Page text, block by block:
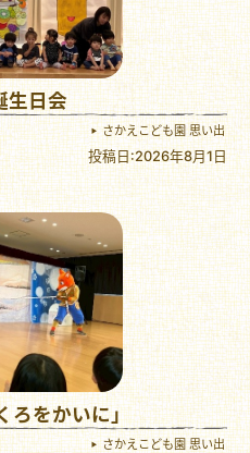
生日会
さかえこども園 思い出
投稿日:2026年8月1日
ろをかいに」
さかえこども園 思い出